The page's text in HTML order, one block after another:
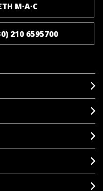
M·A·C
210 6595700